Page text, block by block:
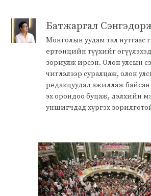
Батжаргал
Монголын уудам тал нутгаас
ертөнцийн түүхийг өгүүлэхэд
зориулж ирсэн. Олон улсын
чиглэлээр суралцаж, олон
редакцуудад ажиллаж
эх орондоо буцаж, дэлхийн
уншигчдад хүргэх